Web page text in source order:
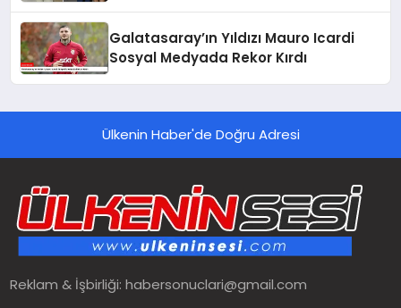
Galatasaray’ın Yıldızı Mauro Icardi
Sosyal Medyada Rekor Kırdı
Ülkenin Haber'de Doğru Adresi
Reklam & İşbirliği:habersonuclari@gmail.com